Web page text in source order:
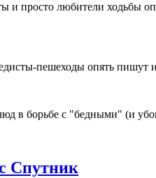
и просто любители ходьбы
пешеходы опять пишут
в борьбе с "бедными" (и
Спутник